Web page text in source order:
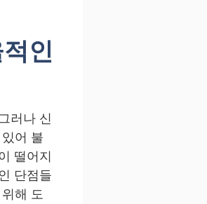
인
러나 신
어 불
떨어지
단점들
해 도